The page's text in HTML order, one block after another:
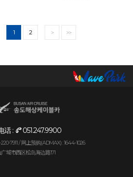
1 2 > >>
话 : 051.247.9900
7911 / 网上预购(ADMAX) : 1644-1026
域市西区松岛海边路171